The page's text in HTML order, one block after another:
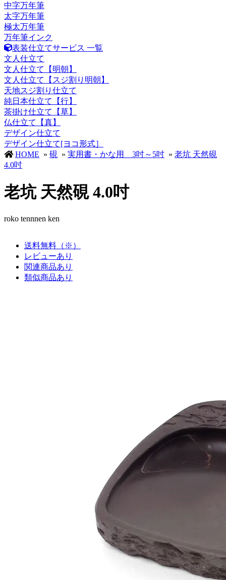
中字万年筆
太字万年筆
極太万年筆
万年筆インク
表装仕立てサービス 一覧
文人仕立て
文人仕立て【明朝】
文人仕立て【スジ割り明朝】
天地スジ割り仕立て
純日本仕立て【行】
茶掛け仕立て【草】
仏仕立て【真】
デザイン仕立て
デザイン仕立て[ヨコ形式］
HOME » 硯 » 実用書・かな用 3吋～5吋 » 老坑 天然硯
4.0吋
老坑 天然硯 4.0吋
roko tennnen ken
送料無料（※）
レビューあり
関連商品あり
類似商品あり